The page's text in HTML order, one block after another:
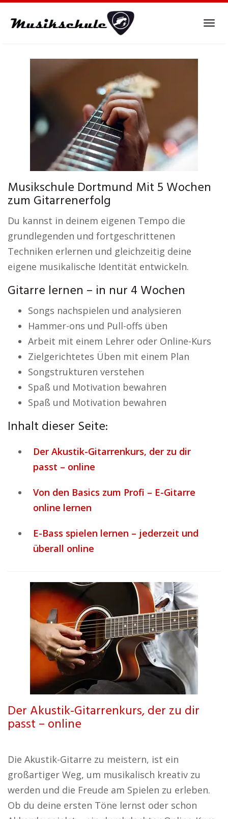
Musikschule Dortmund Mit 5 Wochen
zum Gitarrenerfolg
Du kannst in deinem eigenen Tempo die
grundlegenden und fortgeschrittenen
Techniken erlernen und gleichzeitig deine
eigene musikalische Identität entwickeln.
Gitarre lernen – in nur 4 Wochen
Songs nachspielen und analysieren
Hammer-ons und Pull-offs üben
Arbeit mit einem Lehrer oder Online-Kurs
Zielgerichtetes Üben mit einem Plan
Songstrukturen verstehen
Spaß und Motivation bewahren
Spaß und Motivation bewahren
Inhalt dieser Seite:
Der Akustik-Gitarrenkurs, der zu dir
passt – online
Von den Basics zum Profi – E-Gitarre
online lernen
E-Bass spielen lernen – jederzeit und
überall online
Der Akustik-Gitarrenkurs, der zu dir
passt – online
Die Akustik-Gitarre zu meistern, ist ein
großartiger Weg, um musikalisch kreativ zu
werden und die Freude am Spielen zu erleben.
Ob du deine ersten Töne lernst oder schon